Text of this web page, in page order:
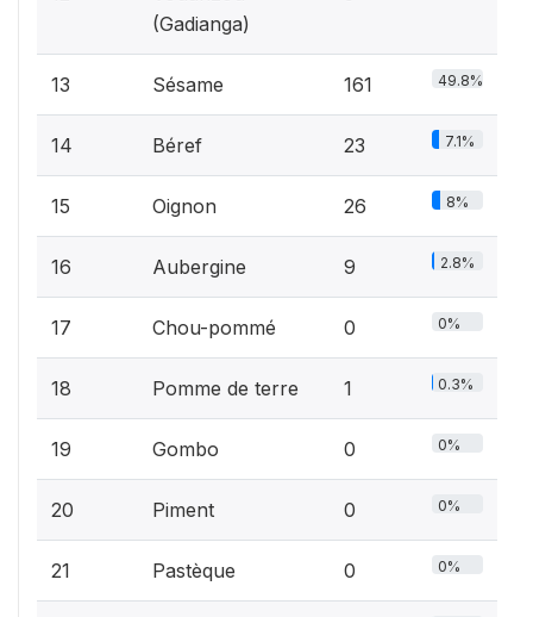
(Gadianga)
13 Sésame 161 49.8%
14 Béref 23 7.1%
15 Oignon 26 8%
16 Aubergine 9 2.8%
17 Chou-pommé 0 0%
18 Pomme de terre 1 0.3%
19 Gombo 0 0%
20 Piment 0 0%
21 Pastèque 0 0%